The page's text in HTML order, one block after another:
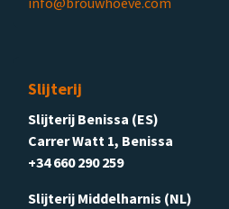
Slijterij
Slijterij Benissa (ES)
Carrer Watt 1, Benissa
+34 660 290 259
Slijterij Middelharnis (NL)